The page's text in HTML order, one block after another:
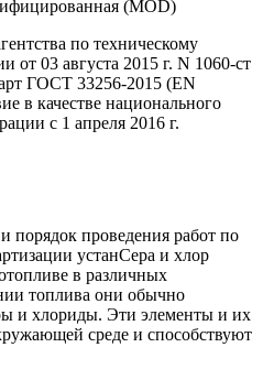
(MOD)
по техническому
от 03 августа 2015 г. N 1060-ст
ГОСТ 33256-2015 (EN
в качестве национального
с 1 апреля 2016 г.
проведения работ по
устанСера и хлор
в различных
топлива они обычно
и хлориды. Эти элементы и их
среде и способствуют